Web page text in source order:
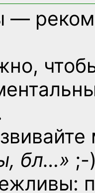
—
бл…» ;-